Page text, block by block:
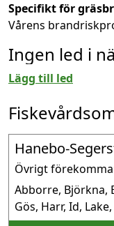
Specifikt för
Vårens
Ingen led i
Lägg till led
Hanebo-
Övrigt
Abborre, Björkna,
Gös, Harr, Id,